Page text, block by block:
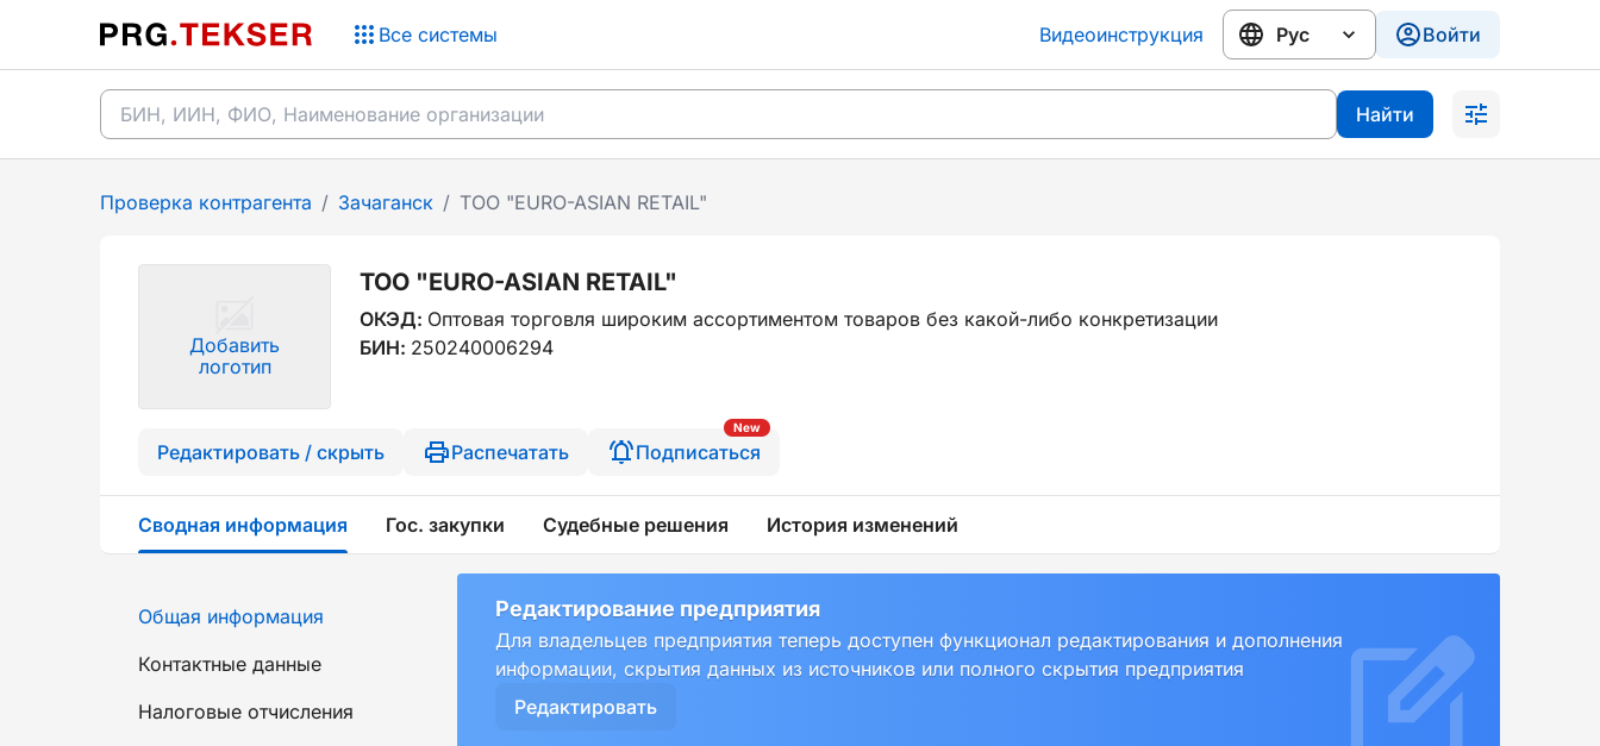
Все системы Видеоинструкция Войти
Найти
Проверка контрагента / Зачаганск / ТОО "EURO-ASIAN RETAIL"
Добавить
логотип
ТОО "EURO-ASIAN RETAIL"
ОКЭД: Оптовая торговля широким ассортиментом товаров без какой-либо конкретизации
БИН: 250240006294
Редактировать / скрыть Распечатать
New
Подписаться
Сводная информация Гос. закупки Судебные решения История изменений
Общая информация
Контактные данные
Налоговые отчисления
Редактирование предприятия
Для владельцев предприятия теперь доступен функционал редактирования и дополнения
информации, скрытия данных из источников или полного скрытия предприятия
Редактировать